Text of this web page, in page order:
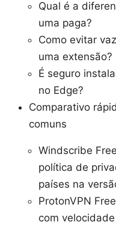
Qual é a
uma paga?
Como evitar
uma extensão?
É seguro
no Edge?
Comparativo
comuns
Windscribe
política de
países na
ProtonVPN
com